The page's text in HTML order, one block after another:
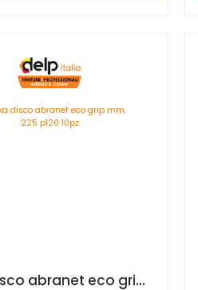
Mirka disco abranet eco grip mm. 225 p120 10pz